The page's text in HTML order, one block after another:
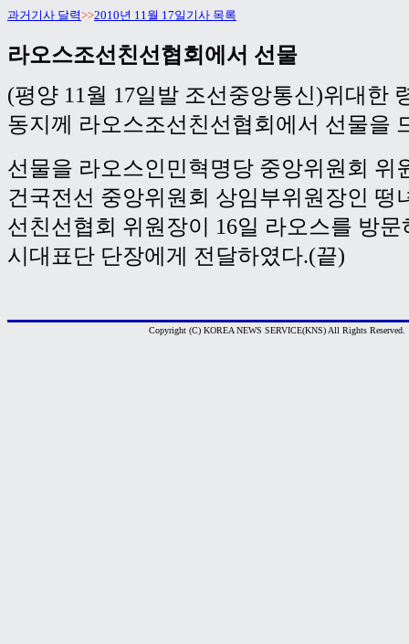
과거기사 달력>>2010년 11월 17일기사 목록
라오스조선친선협회에서 선물
(평양 11월 17일발 조선중앙통신)위대한
동지께 라오스조선친선협회에서 선물을
선물을 라오스인민혁명당 중앙위원회 위
건국전선 중앙위원회 상임부위원장인 떵
선친선협회 위원장이 16일 라오스를 방
시대표단 단장에게 전달하였다.(끝)
Copyright (C) KOREA NEWS SERVICE(KNS) All Rights Reserved.